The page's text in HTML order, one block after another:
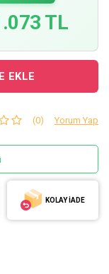
TL
EKLE
(0) Yorum Yap
KOLAY İADE